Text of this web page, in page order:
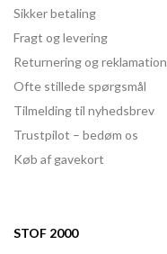
Sikker betaling
Fragt og levering
Returnering og reklamation
Ofte stillede spørgsmål
Tilmelding til nyhedsbrev
Trustpilot – bedøm os
Køb af gavekort
STOF 2000